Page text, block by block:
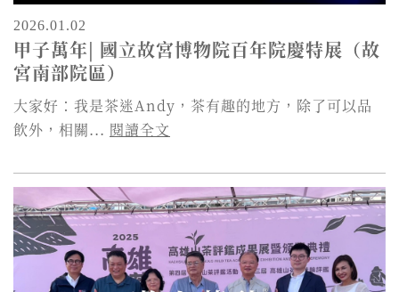
2026.01.02
甲子萬年| 國立故宮博物院百年院慶特展（故
宮南部院區）
大家好：我是茶迷Andy，茶有趣的地方，除了可以品
飲外，相關... 閱讀全文